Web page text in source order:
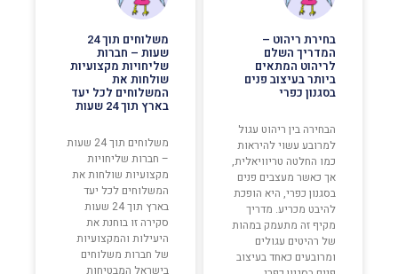
בחירת ריהוט –
המדריך השלם
לריהוט המתאים
ביותר בעיצוב פנים
בסגנון כפרי
הבחירה בין ריהוט עגול
למרובע עשוי להיראות
כמו החלטה טריוויאלית,
אך כאשר מעצבים פנים
בסגנון כפרי, היא הופכת
להיבט מכריע. מדריך
מקיף זה מתעמק במהות
של רהיטים עגולים
ומרובעים כאחד בעיצוב
משלוחים תוך 24
שעות – חברות
שליחויות מקצועיות
שולחות את
המשלוחים לכל יעד
בארץ תוך 24 שעות
משלוחים תוך 24 שעות
– חברות שליחויות
מקצועיות שולחות את
המשלוחים לכל יעד
בארץ תוך 24 שעות
סקירה זו בוחנת את
היעילות והמקצועיות
של חברות משלוחים
בישראל המבטיחות